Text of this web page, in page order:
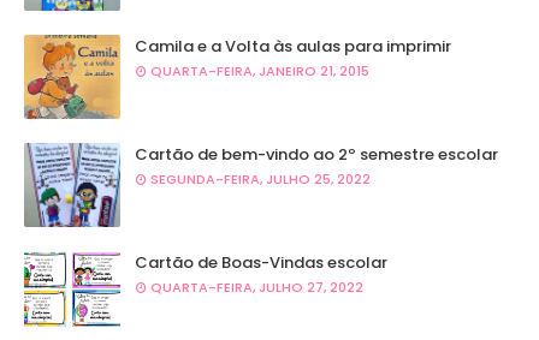
Camila e a Volta às aulas para imprimir
QUARTA-FEIRA, JANEIRO 21, 2015
Cartão de bem-vindo ao 2º semestre escolar
SEGUNDA-FEIRA, JULHO 25, 2022
Cartão de Boas-Vindas escolar
QUARTA-FEIRA, JULHO 27, 2022